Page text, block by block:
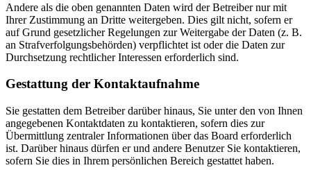
Andere als die oben genannten Daten wird der Betreiber nur mit
Ihrer Zustimmung an Dritte weitergeben. Dies gilt nicht, sofern er
auf Grund gesetzlicher Regelungen zur Weitergabe der Daten (z. B.
an Strafverfolgungsbehörden) verpflichtet ist oder die Daten zur
Durchsetzung rechtlicher Interessen erforderlich sind.
Gestattung der Kontaktaufnahme
Sie gestatten dem Betreiber darüber hinaus, Sie unter den von Ihnen
angegebenen Kontaktdaten zu kontaktieren, sofern dies zur
Übermittlung zentraler Informationen über das Board erforderlich
ist. Darüber hinaus dürfen er und andere Benutzer Sie kontaktieren,
sofern Sie dies in Ihrem persönlichen Bereich gestattet haben.